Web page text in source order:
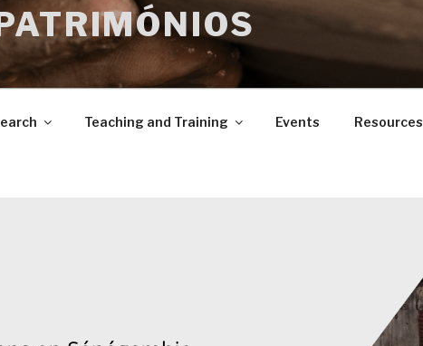
Teaching and Training Events Resources